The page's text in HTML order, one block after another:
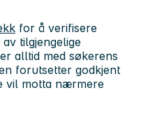
for å verifisere
tilgjengelige
alltid med søkerens
forutsetter godkjent
vil motta nærmere